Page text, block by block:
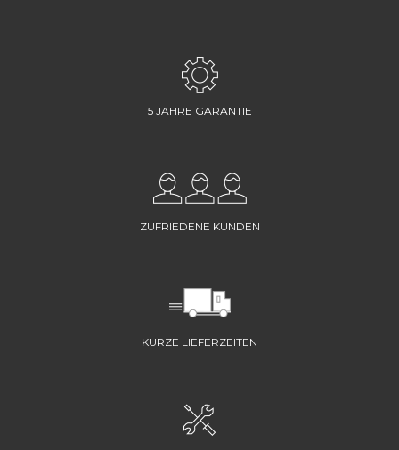
5 JAHRE GARANTIE
ZUFRIEDENE KUNDEN
KURZE LIEFERZEITEN